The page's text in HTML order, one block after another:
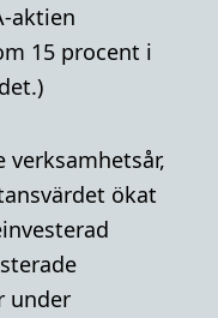
aktien
15 procent i
verksamhetsår,
ökat
under